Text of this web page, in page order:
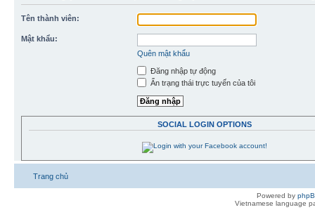
Tên thành viên:
Mật khẩu:
Quên mật khẩu
Đăng nhập tự động
Ẩn trạng thái trực tuyến của tôi
SOCIAL LOGIN OPTIONS
Trang chủ
Powered by
Vietnamese language